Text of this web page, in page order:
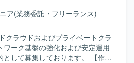
ア(業務委託・フリーランス)
クラウドおよびプライベートクラ
ワーク基盤の強化および安定運用
て募集しております。 【作業